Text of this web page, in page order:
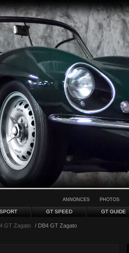
ANNONCES PHOTOS
GT SPEED GT GUIDE
GT Zagato / DB4 GT Zagato